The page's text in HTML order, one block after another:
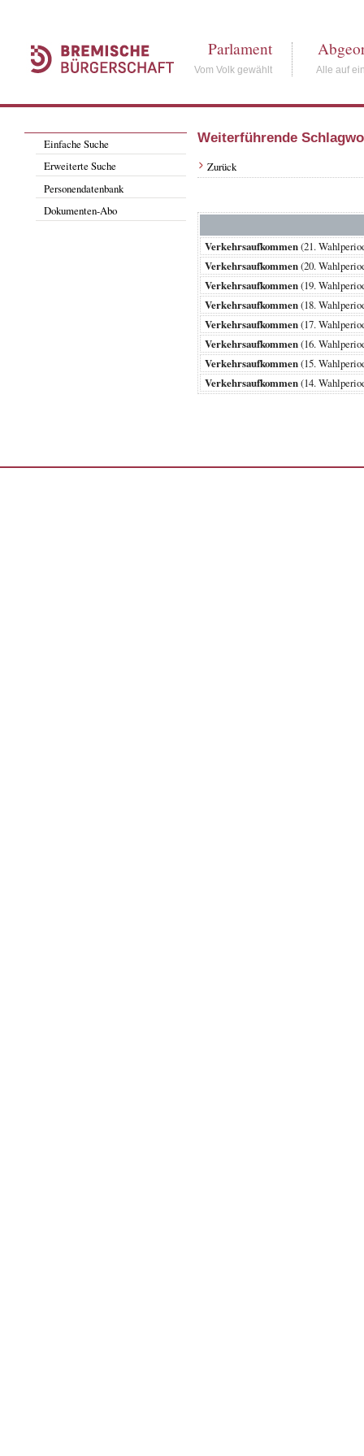
Parlament
Vom Volk gewählt Alle auf
Einfache Suche
Erweiterte Suche
Personendatenbank
Dokumenten-Abo
Weiterführende
Zurück
Verkehrsaufkommen(21.
Verkehrsaufkommen(20.
Verkehrsaufkommen(19.
Verkehrsaufkommen(18.
Verkehrsaufkommen(17.
Verkehrsaufkommen(16.
Verkehrsaufkommen(15.
Verkehrsaufkommen(14.